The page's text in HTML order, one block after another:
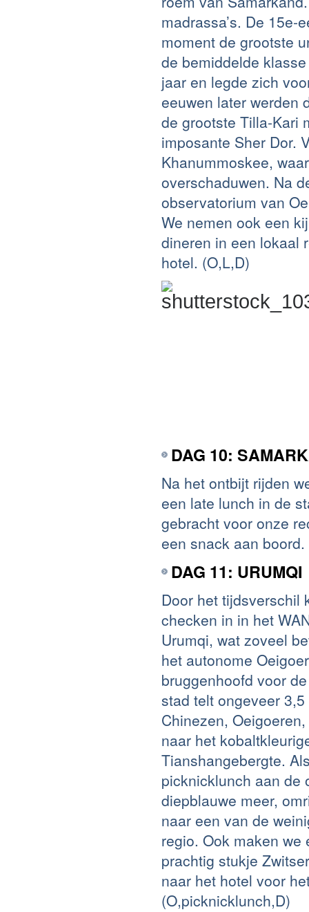
madrassa’s. De
moment de grootste
de bemiddelde
jaar en legde zich
eeuwen later werden
de grootste Tilla-Kari
imposante Sher Dor.
Khanummoskee,
overschaduwen. Na
observatorium van
We nemen ook een
dineren in een lokaal
hotel. (O,L,D)
DAG 10:
Na het ontbijt rijden
een late lunch in de
gebracht voor onze
een snack aan
DAG 11: URUMQI
Door het tijdsverschil
checken in in het
Urumqi, wat zoveel
het autonome
bruggenhoofd voor
stad telt ongeveer
Chinezen,
naar het
Tianshangebergte.
picknicklunch aan de
diepblauwe meer,
naar een van de
regio. Ook maken
prachtig stukje
naar het hotel voor
(O,picknicklunch,D)